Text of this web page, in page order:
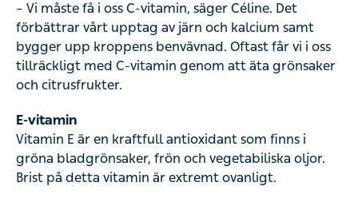
– Vi måste få i oss C-vitamin, säger Céline. Det
förbättrar vårt upptag av järn och kalcium samt
bygger upp kroppens benvävnad. Oftast får vi i oss
tillräckligt med C-vitamin genom att äta grönsaker
och citrusfrukter.
E-vitamin
Vitamin E är en kraftfull antioxidant som finns i
gröna bladgrönsaker, frön och vegetabiliska oljor.
Brist på detta vitamin är extremt ovanligt.